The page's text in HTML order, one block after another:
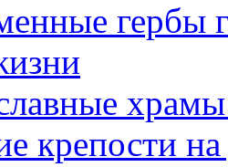
гербы
крепости